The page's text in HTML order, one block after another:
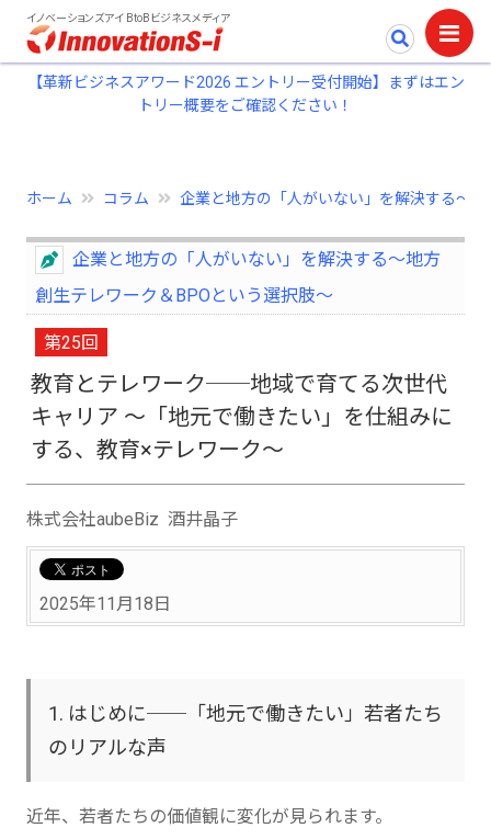
イノベーションズアイ BtoBビジネスメディア
【革新ビジネスアワード2026 エントリー受付開始】まずはエン
トリー概要をご確認ください！
ホーム コラム 企業と地方の「人がいない」を解決する～地
企業と地方の「人がいない」を解決する～地方
創生テレワーク＆BPOという選択肢～
第25回
教育とテレワーク──地域で育てる次世代
キャリア 〜「地元で働きたい」を仕組みに
する、教育×テレワーク〜
株式会社aubeBiz 酒井晶子
2025年11月18日
1. はじめに──「地元で働きたい」若者たち
のリアルな声
近年、若者たちの価値観に変化が見られます。